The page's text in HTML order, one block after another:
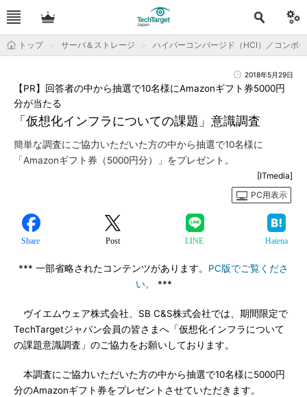
トップ サーバ＆ストレージ ハイパーコンバージド（HCI）／コンポ
2018年5月29日
「仮想化インフラについての課題」意識調査
【PR】回答者の中から抽選で10名様にAmazonギフト券5000円
分が当たる
簡単な調査にご協力いただいた方の中から抽選で10名様に
「Amazonギフト券（5000円分）」をプレゼント。
[ITmedia]
PC用表示
Share Post LINE Hatena
*** 一部省略されたコンテンツがあります。 PC版でご覧くださ
い。
***
ヴイエムウェア株式会社、SB C&S株式会社では、期間限定で
TechTargetジャパン会員の皆さまへ「仮想化インフラについて
の課題意識調査」のご協力をお願いしております。
本調査にご協力いただいた方の中から抽選で10名様に5000円
分のAmazonギフト券をプレゼントさせていただきます。